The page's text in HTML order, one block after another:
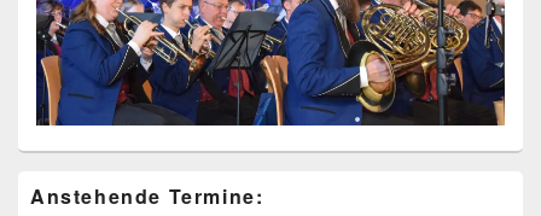
Seitenleisten
Anstehende Termine: